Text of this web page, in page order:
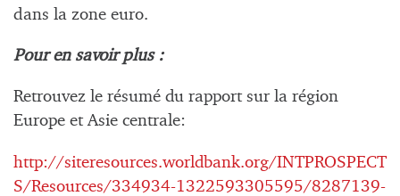
dans la zone euro.
Pour en savoir plus :
Retrouvez le résumé du rapport sur la région
Europe et Asie centrale:
http://siteresources.worldbank.org/INTPROSPECT
S/Resources/334934-1322593305595/8287139-